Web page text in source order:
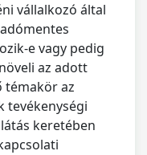
vállalkozó által
e vagy pedig
az adott
témakör az
tevékenységi
keretében